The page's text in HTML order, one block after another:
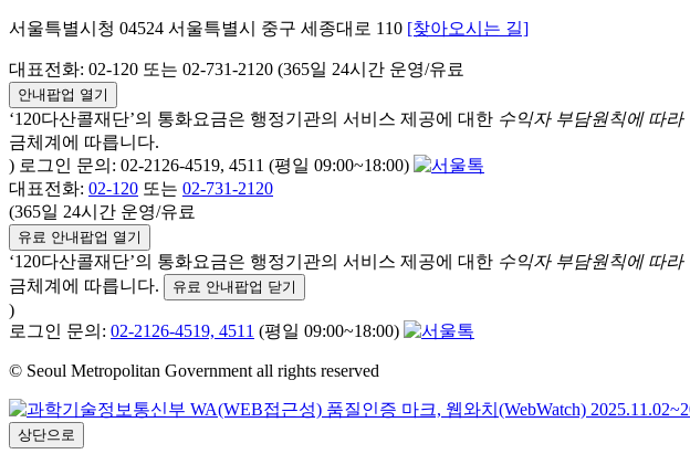
서울특별시청 04524 서울특별시 중구 세종대로 110 [찾아오시는 길]
대표전화: 02-120 또는 02-731-2120 (365일 24시간 운영/유료
안내팝업 열기
‘120다산콜재단’의 통화요금은 행정기관의 서비스 제공에 대한 수익자 부담원칙에 따라
금체계에 따릅니다.
) 로그인 문의: 02-2126-4519, 4511 (평일 09:00~18:00)
대표전화: 02-120 또는 02-731-2120
(365일 24시간 운영/유료
유료 안내팝업 열기
‘120다산콜재단’의 통화요금은 행정기관의 서비스 제공에 대한 수익자 부담원칙에 따라
금체계에 따릅니다.
유료 안내팝업 닫기
)
로그인 문의: 02-2126-4519, 4511 (평일 09:00~18:00)
© Seoul Metropolitan Government all rights reserved
상단으로